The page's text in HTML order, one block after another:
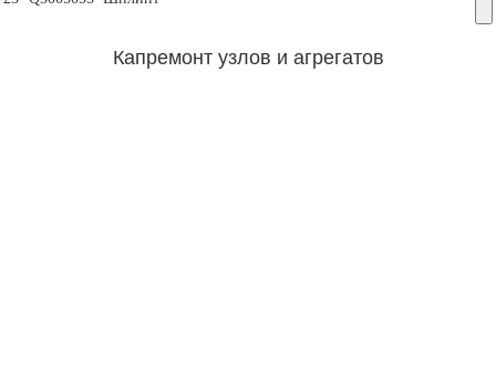
Капремонт узлов и агрегатов